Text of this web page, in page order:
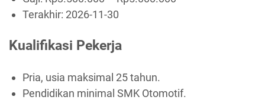
Terakhir: 2026-11-30
Kualifikasi Pekerja
Pria, usia maksimal 25 tahun.
Pendidikan minimal SMK Otomotif.